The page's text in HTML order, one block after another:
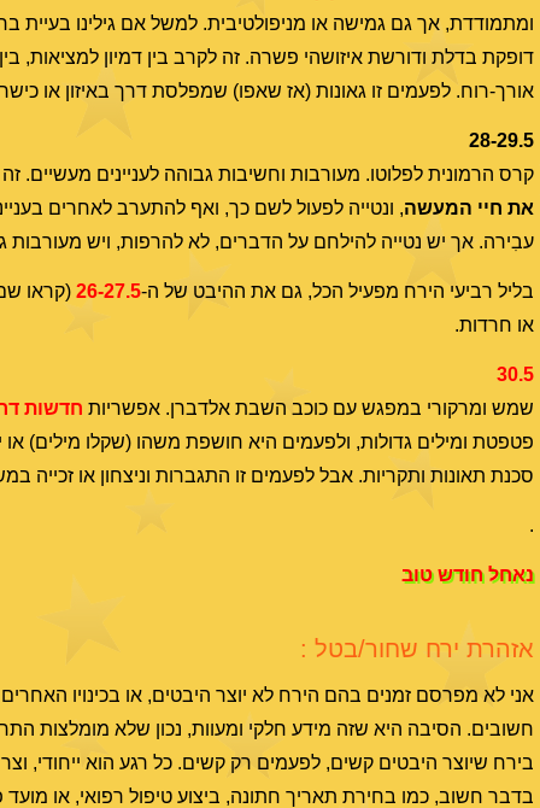
ומתמודדת, אך גם גמישה או מניפולטיבית. למשל אם גילינו בעיית
דופקת בדלת ודורשת איזושהי פשרה. זה לקרב בין דמיון למציאות,
אורך-רוח. לפעמים זו גאונות (אז שאפו) שמפלסת דרך באיזון או
28-29.5
קרס הרמונית לפלוטו. מעורבות וחשיבות גבוהה לעניינים מעשיים.
את חיי המעשה, ונטייה לפעול לשם כך, ואף להתערב לאחרים
עבִירה. אך יש נטייה להילחם על הדברים, לא להרפות, ויש מעורבות
בליל רביעי הירח מפעיל הכל, גם את ההיבט של ה-26-27.5 (קראו
או חרדות.
30.5
שמש ומרקורי במפגש עם כוכב השבת אלדברן. אפשריות חדשות
פטפטת ומילים גדולות, ולפעמים היא חושפת משהו (שקלו מילים)
סכנת תאונות ותקריות. אבל לפעמים זו התגברות וניצחון או
.
נאחל חודש טוב
אזהרת ירח שחור/בטל :
חשובים. הסיבה היא שזה מידע חלקי ומעוות, נכון שלא מומלצות
בירח שיוצר היבטים קשים, לפעמים רק קשים. כל רגע הוא ייחודי,
בדבר חשוב, כמו בחירת תאריך חתונה, ביצוע טיפול רפואי, או